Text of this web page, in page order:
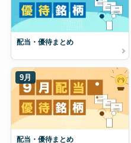
配当・優待まとめ
9月
配当・優待まとめ